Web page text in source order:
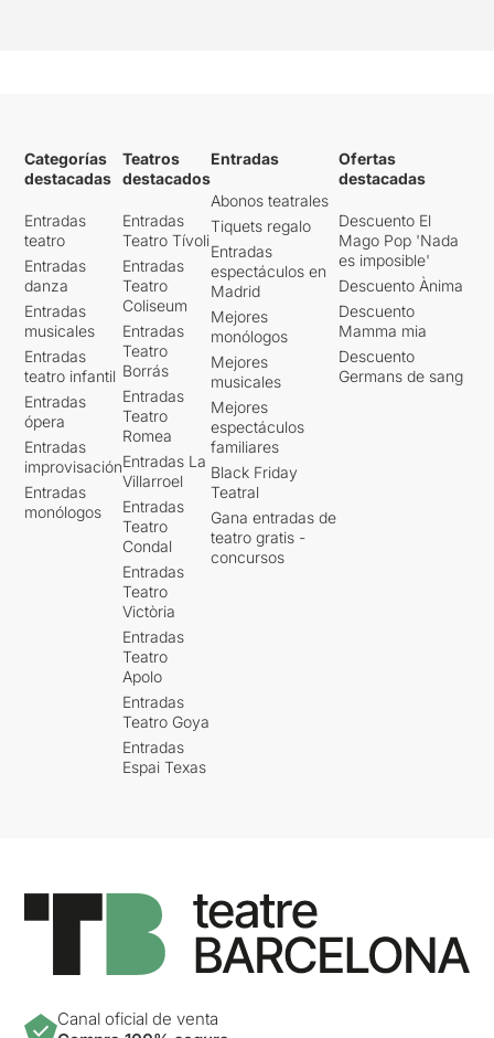
Categorías
destacadas
Entradas
teatro
Entradas
danza
Entradas
musicales
Entradas
teatro infantil
Entradas
ópera
Entradas
improvisación
Entradas
monólogos
Teatros
destacados
Entradas
Teatro Tívoli
Entradas
Teatro
Coliseum
Entradas
Teatro
Borrás
Entradas
Teatro
Romea
Entradas La
Villarroel
Entradas
Teatro
Condal
Entradas
Teatro
Victòria
Entradas
Teatro
Apolo
Entradas
Teatro Goya
Entradas
Espai Texas
Entradas
Abonos teatrales
Tiquets regalo
Entradas
espectáculos en
Madrid
Mejores
monólogos
Mejores
musicales
Mejores
espectáculos
familiares
Black Friday
Teatral
Gana entradas de
teatro gratis -
concursos
Ofertas
destacadas
Descuento El
Mago Pop 'Nada
es imposible'
Descuento Ànima
Descuento
Mamma mia
Descuento
Germans de sang
Canal oficial de venta